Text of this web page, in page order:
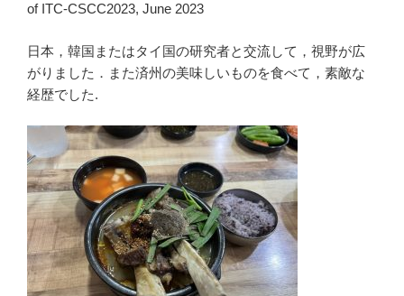
of ITC-CSCC2023, June 2023
日本，韓国またはタイ国の研究者と交流して，視野が広
がりました．また済州の美味しいものを食べて，素敵な
経歴でした.